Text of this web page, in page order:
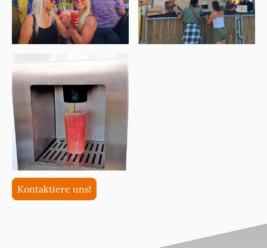
Kontaktiere uns!